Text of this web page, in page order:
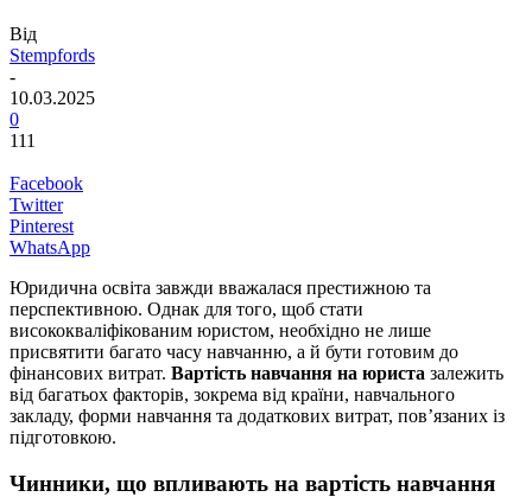
Від
Stempfords
-
10.03.2025
0
111
Facebook
Twitter
Pinterest
WhatsApp
Юридична освіта завжди вважалася престижною та
перспективною. Однак для того, щоб стати
висококваліфікованим юристом, необхідно не лише
присвятити багато часу навчанню, а й бути готовим до
фінансових витрат. Вартість навчання на юриста залежить
від багатьох факторів, зокрема від країни, навчального
закладу, форми навчання та додаткових витрат, пов’язаних із
підготовкою.
Чинники, що впливають на вартість навчання